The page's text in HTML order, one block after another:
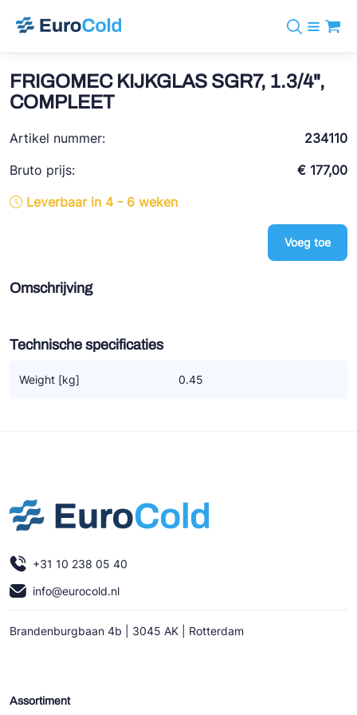
info@eurocold.nl
Merken
BOCK
REFFLEX®
Doucette Industries
Koudemiddelen
Diensten
Nieuws
Over ons
FRIGOMEC KIJKGLAS SGR7, 1.3/4",
COMPLEET
Artikel nummer:
234110
Bruto prijs:
€ 177,00
Leverbaar in 4 - 6 weken
Voeg toe
Omschrijving
Technische specificaties
Weight [kg] 0.45
+31 10 238 05 40
info@eurocold.nl
Brandenburgbaan 4b | 3045 AK | Rotterdam
Assortiment